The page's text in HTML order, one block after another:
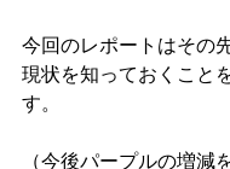
今回のレポートはその
現状を知っておくこと
す。
（今後パープルの増減